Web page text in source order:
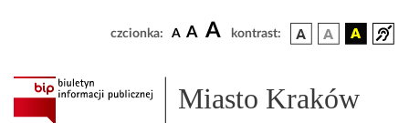
czcionka: A A A kontrast:
Miasto Kraków